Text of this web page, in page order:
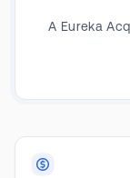
A Eureka